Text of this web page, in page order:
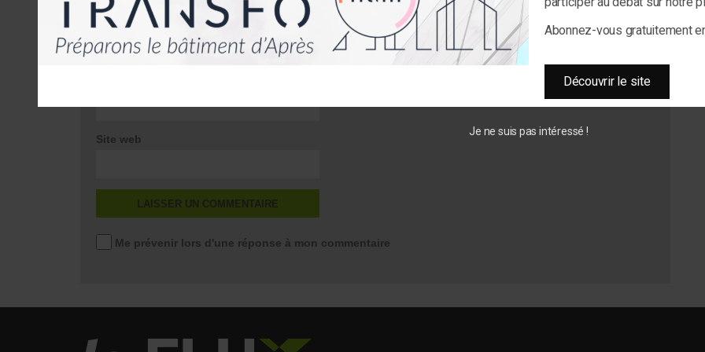
*
Site web
Me prévenir lors d'une réponse à mon commentaire
Abonnez-vous gratuitement
Découvrir le site
Je ne suis pas intéressé !